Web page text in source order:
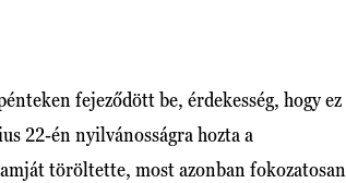
fejeződött be, érdekesség, hogy ez
22-én nyilvánosságra hozta a
töröltette, most azonban fokozatosan